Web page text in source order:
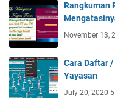
Rangkuman
November 13,
Cara Daftar
Yayasan
July 20, 2020